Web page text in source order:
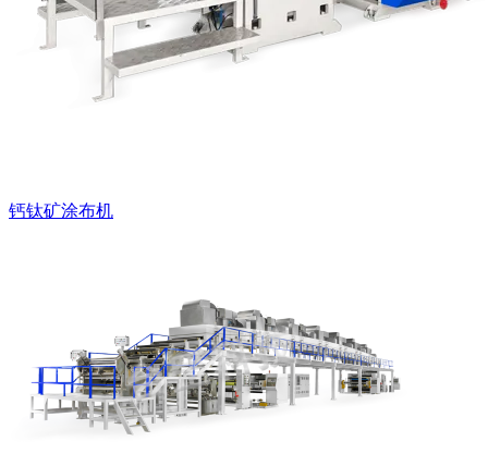
钙钛矿涂布机